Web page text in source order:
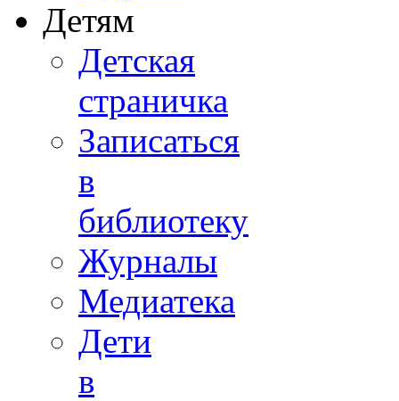
Детям
Детская
страничка
Записаться
в
библиотеку
Журналы
Медиатека
Дети
в